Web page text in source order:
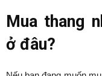
Mua thang
ở đâu?